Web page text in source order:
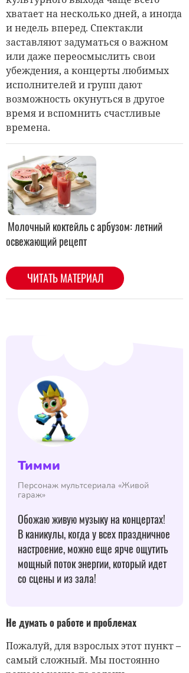
хватает на несколько дней, а иногда
и недель вперед. Спектакли
заставляют задуматься о важном
или даже переосмыслить свои
убеждения, а концерты любимых
исполнителей и групп дают
возможность окунуться в другое
время и вспомнить счастливые
времена.
Тимми
Персонаж мультсериала «Живой
гараж»
Обожаю живую музыку на концертах!
В каникулы, когда у всех праздничное
настроение, можно еще ярче ощутить
мощный поток энергии, который идет
со сцены и из зала!
Не думать о работе и проблемах
Пожалуй, для взрослых этот пункт –
самый сложный. Мы постоянно